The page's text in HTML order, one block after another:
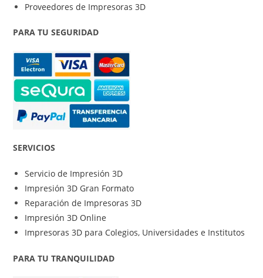
Proveedores de Impresoras 3D
PARA TU SEGURIDAD
SERVICIOS
Servicio de Impresión 3D
Impresión 3D Gran Formato
Reparación de Impresoras 3D
Impresión 3D Online
Impresoras 3D para Colegios, Universidades e Institutos
PARA TU TRANQUILIDAD